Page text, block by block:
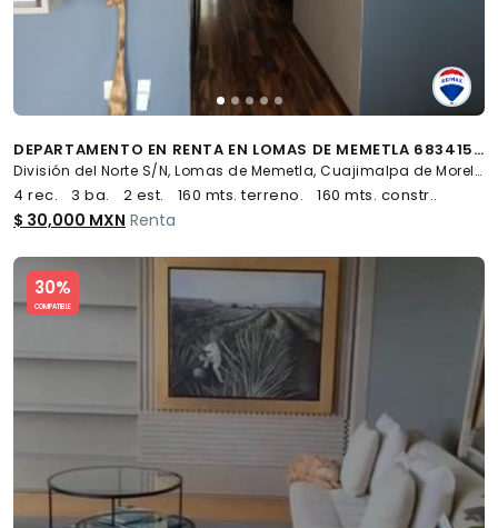
DEPARTAMENTO EN RENTA EN LOMAS DE MEMETLA 683415 - (34)
División del Norte S/N, Lomas de Memetla, Cuajimalpa de Morelos
4 rec. 3 ba. 2 est. 160 mts. terreno. 160 mts. constr..
$ 30,000 MXN Renta
30%
COMPATIBLE
Slide 1 of 5